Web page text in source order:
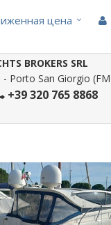
цена
BROKERS SRL
Porto San Giorgio
+39 320 765 8868